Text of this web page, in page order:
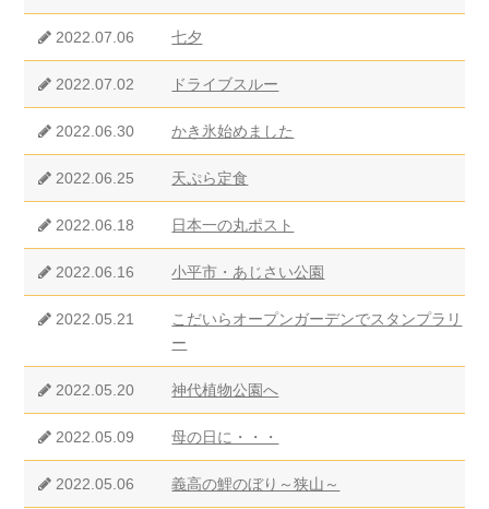
2022.07.06 七夕
2022.07.02 ドライブスルー
2022.06.30 かき氷始めました
2022.06.25 天ぷら定食
2022.06.18 日本一の丸ポスト
2022.06.16 小平市・あじさい公園
2022.05.21
こだいらオープンガーデンでスタンプラリ
ー
2022.05.20 神代植物公園へ
2022.05.09 母の日に・・・
2022.05.06 義高の鯉のぼり～狭山～